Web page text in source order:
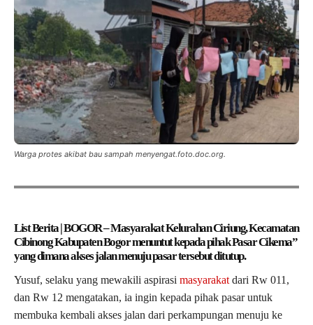
Warga protes akibat bau sampah menyengat.foto.doc.org.
List Berita | BOGOR – Masyarakat Kelurahan Ciriung, Kecamatan
Cibinong Kabupaten Bogor menuntut kepada pihak Pasar Cikema”
yang dimana akses jalan menuju pasar tersebut ditutup.
Yusuf, selaku yang mewakili aspirasi masyarakat dari Rw 011,
dan Rw 12 mengatakan, ia ingin kepada pihak pasar untuk
membuka kembali akses jalan dari perkampungan menuju ke